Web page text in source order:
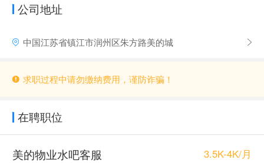
公司地址
中国江苏省镇江市润州区朱方路美的城
求职过程中请勿缴纳费用，谨防诈骗！
在聘职位
美的物业水吧客服 3.5K-4K/月